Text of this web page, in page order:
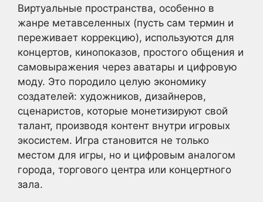
Виртуальные пространства, особенно в
жанре метавселенных (пусть сам термин и
переживает коррекцию), используются для
концертов, кинопоказов, простого общения и
самовыражения через аватары и цифровую
моду. Это породило целую экономику
создателей: художников, дизайнеров,
сценаристов, которые монетизируют свой
талант, производя контент внутри игровых
экосистем. Игра становится не только
местом для игры, но и цифровым аналогом
города, торгового центра или концертного
зала.